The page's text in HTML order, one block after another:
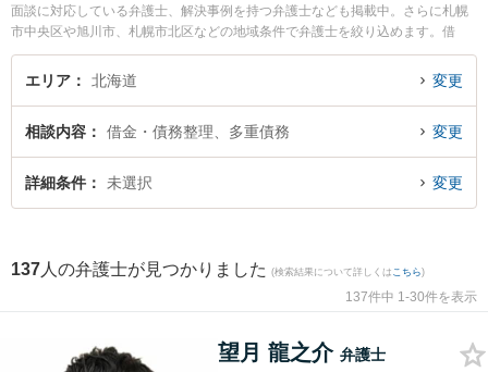
面談に対応している弁護士、解決事例を持つ弁護士なども掲載中。さらに札幌
市中央区や旭川市、札幌市北区などの地域条件で弁護士を絞り込めます。借
金・債務整理に関係する消費者金融の債務整理やクレジット会社の債務整理、
リボ払いの債務整理等の細かな分野での絞り込み検索もでき便利です。特に弁
ール情報や弁護士費用、強みなどが注目されています。『北海道で土日や夜間
に発生した多重債務のトラブルを今すぐに弁護士に相談したい』『多重債務の
トラブル解決の実績豊富な近くの弁護士を検索したい』『初回相談無料で多重
エリア 北海道 変更
相談内容 借金・債務整理、多重債務 変更
詳細条件 未選択 変更
137 人の弁護士が見つかりました (検索結果について詳しくは こちら)
137件中 1-30件を表示
望月 龍之介 弁護士